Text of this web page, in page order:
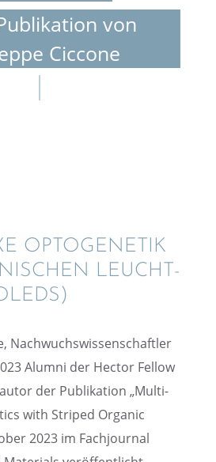
von
Ciccone
OPTOGE­NE­TIK
LEUCHT­
Nachwuchs­wis­sen­schaft­ler
Alumni der Hector Fellow
der Publi­ka­tion „Multi­
with Striped Organic
2023 im Fachjour­nal